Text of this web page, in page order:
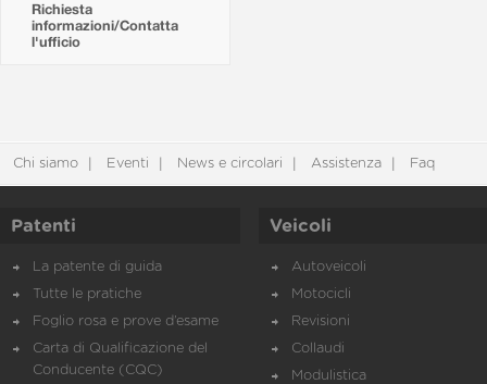
Richiesta
informazioni/Contatta
l'ufficio
Chi siamo Eventi News e circolari Assistenza Faq
Patenti
La patente di guida
Tutte le pratiche
Foglio rosa e prove d’esame
Carta di Qualificazione del
Conducente (CQC)
Veicoli
Autoveicoli
Motocicli
Revisioni
Collaudi
Modulistica